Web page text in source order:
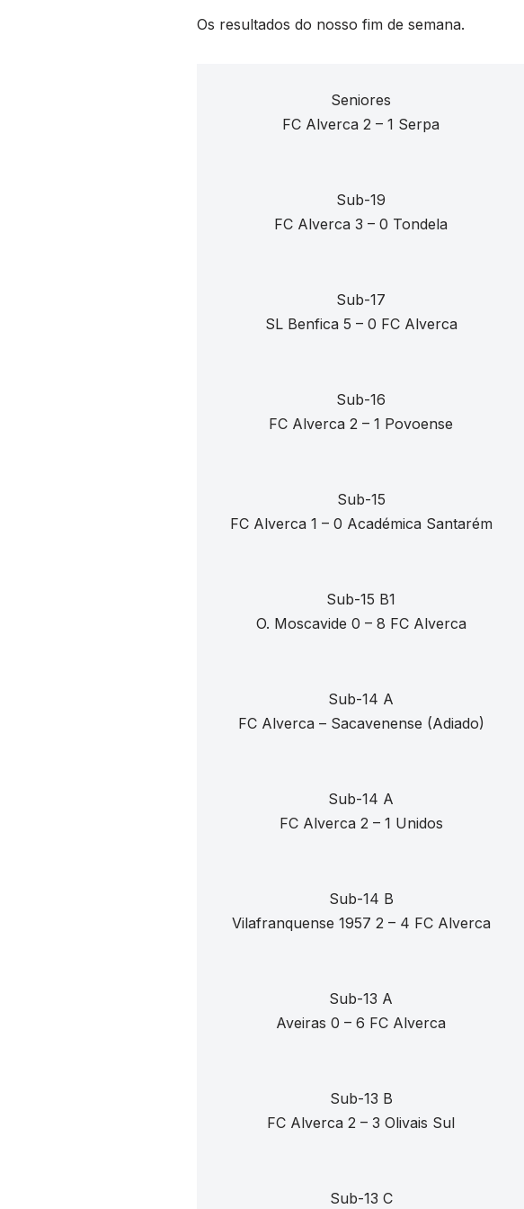
Os resultados do nosso fim de semana.
Seniores
FC Alverca 2 – 1 Serpa
Sub-19
FC Alverca 3 – 0 Tondela
Sub-17
SL Benfica 5 – 0 FC Alverca
Sub-16
FC Alverca 2 – 1 Povoense
Sub-15
FC Alverca 1 – 0 Académica Santarém
Sub-15 B1
O. Moscavide 0 – 8 FC Alverca
Sub-14 A
FC Alverca – Sacavenense (Adiado)
Sub-14 A
FC Alverca 2 – 1 Unidos
Sub-14 B
Vilafranquense 1957 2 – 4 FC Alverca
Sub-13 A
Aveiras 0 – 6 FC Alverca
Sub-13 B
FC Alverca 2 – 3 Olivais Sul
Sub-13 C